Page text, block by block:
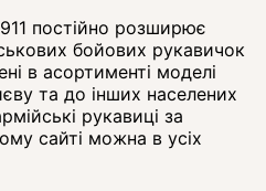
постійно розширює
бойових рукавичок
в асортименті моделі
та до інших населених
рукавиці за
сайті можна в усіх